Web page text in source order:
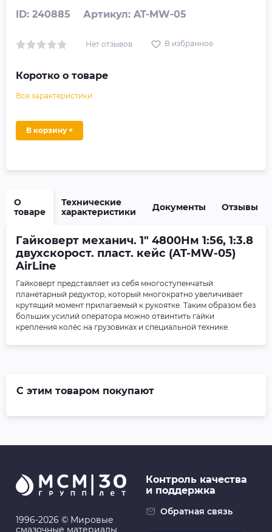
ID: 240885 Артикул: AT-MW-05
Нет отзывов В избранное
Коротко о товаре
Все характеристики
В корзину +
О
товаре
Технические
характеристики
Документы Отзывы
Гайковерт механич. 1" 4800Нм 1:56, 1:3.8
двухскорост. пласт. кейс (AT-MW-05)
AirLine
Гайковерт представляет из себя многоступенчатый
планетарный редуктор, который многократно увеличивает
крутящий момент прилагаемый к рукоятке. Таким образом без
больших усилий оператора можно отвинтить гайки
крепления колёс на грузовиках и специальной технике.
С этим товаром покупают
1996-2026 © Мировые
смазочные материалы
Контроль качества
и поддержка
Обратная связь